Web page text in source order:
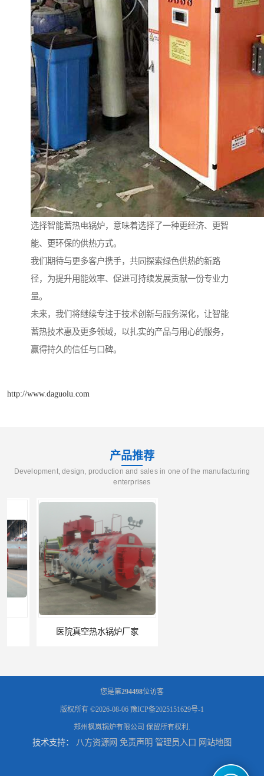
选择智能蓄热电锅炉，意味着选择了一种更经济、更智
能、更环保的供热方式。
我们期待与更多客户携手，共同探索绿色供热的新路
径，为提升用能效率、促进可持续发展贡献一份专业力
量。
未来，我们将继续专注于技术创新与服务深化，让智能
蓄热技术惠及更多领域，以扎实的产品与用心的服务，
赢得持久的信任与口碑。
http://www.daguolu.com
产品推荐
Development, design, production and sales in one of the manufacturing
enterprises
医院真空热水锅炉厂家
您是第294498位访客
版权所有 ©2026-08-06 豫ICP备2025151629号-1
郑州枫岚锅炉有限公司 保留所有权利.
技术支持： 八方资源网 免责声明 管理员入口 网站地图